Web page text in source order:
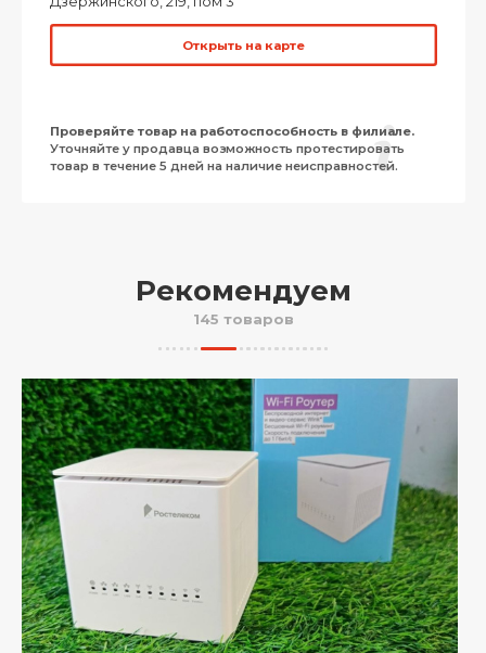
Открыть на карте
Проверяйте товар на работоспособность в филиале.
Уточняйте у продавца возможность протестировать
товар в течение 5 дней на наличие неисправностей.
Рекомендуем
145 товаров